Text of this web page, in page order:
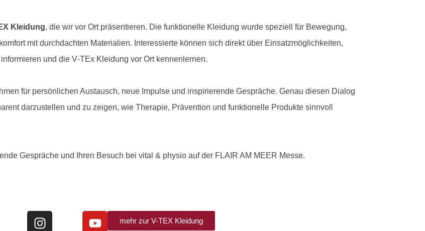
Kleidung, die wir vor Ort präsentieren. Die funktionelle Kleidung wurde speziell für Bewegung,
mit durchdachten Materialien. Interessierte können sich direkt über Einsatzmöglichkeiten,
und die V‑TEx Kleidung vor Ort kennenlernen.
für persönlichen Austausch, neue Impulse und inspirierende Gespräche. Genau diesen Dialog
darzustellen und zu zeigen, wie Therapie, Prävention und funktionelle Produkte sinnvoll
Gespräche und Ihren Besuch bei vital & physio auf der FLAIR AM MEER Messe.
mehr zur V-TEX Kleidung